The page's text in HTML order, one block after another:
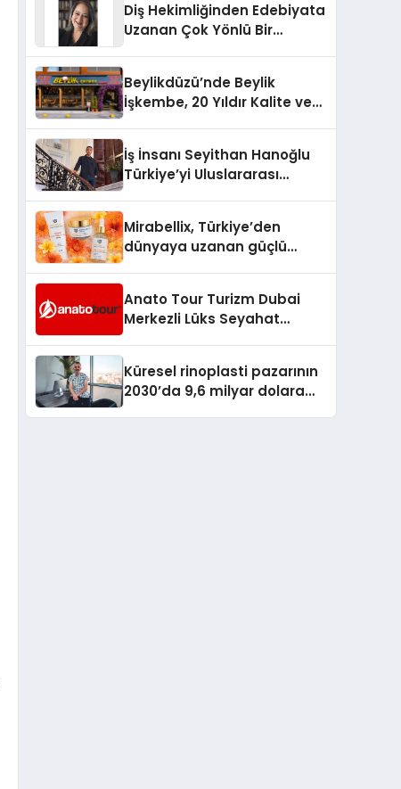
Diş Hekimliğinden Edebiyata
Uzanan Çok Yönlü Bir
Beylikdüzü’nde Beylik
İşkembe, 20 Yıldır Kalite ve
İş İnsanı Seyithan Hanoğlu
Türkiye’yi Uluslararası
Mirabellix, Türkiye’den
dünyaya uzanan güçlü
Anato Tour Turizm Dubai
Merkezli Lüks Seyahat
Küresel rinoplasti pazarının
2030’da 9,6 milyar dolara